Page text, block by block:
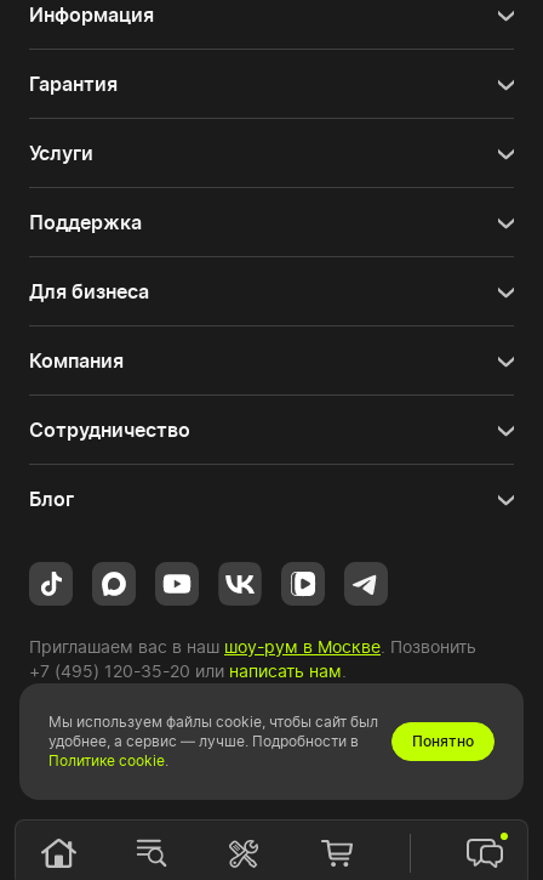
Информация
Гарантия
Услуги
Поддержка
Для бизнеса
Компания
Сотрудничество
Блог
Приглашаем вас в наш шоу-рум в Москве . Позвонить
+7 (495) 120-35-20 или написать нам
Copyright © 2010-2026 HYPERPC.
Мы используем файлы cookie, чтобы сайт был
удобнее, а сервис — лучше. Подробности в
Политике cookie.
Понятно